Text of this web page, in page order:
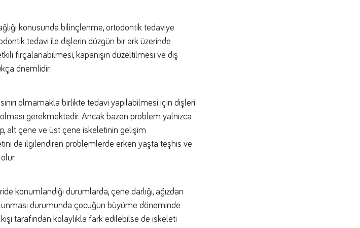
konusunda bilinçlenme, ortodontik tedaviye
tedavi ile dişlerin düzgün bir ark üzerinde
fırçalanabilmesi, kapanışın düzeltilmesi ve diş
önemlidir.
olmamakla birlikte tedavi yapılabilmesi için dişleri
gerekmektedir. Ancak bazen problem yalnızca
alt çene ve üst çene iskeletinin gelişim
de ilgilendiren problemlerde erken yaşta teşhis ve
konumlandığı durumlarda, çene darlığı, ağızdan
durumunda çocuğun büyüme döneminde
tarafından kolaylıkla fark edilebilse de iskeleti